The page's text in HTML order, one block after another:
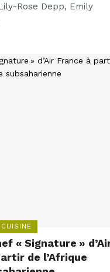
Rose Depp, Emily
CUISINE
« Signature »
de l’Afrique